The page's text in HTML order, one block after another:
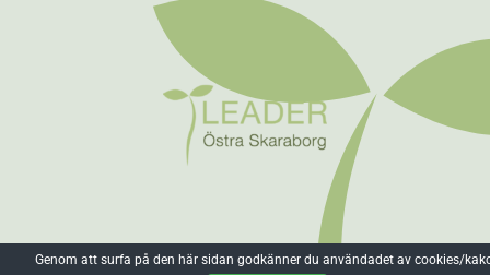
Genom att surfa på den här sidan godkänner du användadet av cookies/